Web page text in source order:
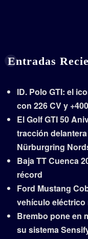
Entradas
ID. Polo GTI: el
con 226 CV y
El Golf GTI 50
tracción
Nürburgring
Baja TT Cuenca
récord
Ford Mustang
vehículo eléctrico
Brembo pone en
su sistema